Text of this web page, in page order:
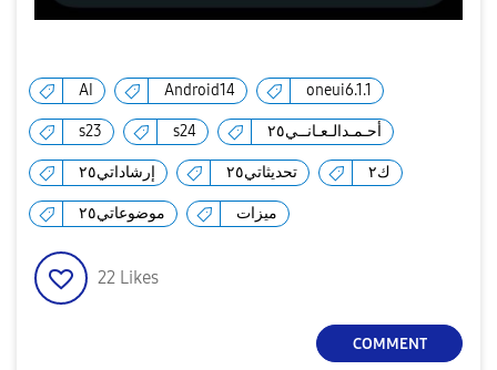
AI Android14 oneui6.1.1
s23 s24 أحـمـدالـعـانــي٢٥
إرشاداتي٢٥ تحديثاتي٢٥ ك٢
موضوعاتي٢٥ ميزات
22 Likes
COMMENT